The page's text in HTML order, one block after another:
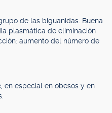
de las biguanidas. Buena
plasmática de eliminación
aumento del número de
en especial en obesos y en